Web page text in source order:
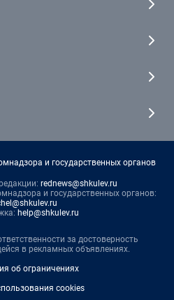
и государственных органов
rednews@shkulev.ru
и государственных органов:
help@shkulev.ru
за достоверность
в рекламных объявлениях.
об ограничениях
cookies